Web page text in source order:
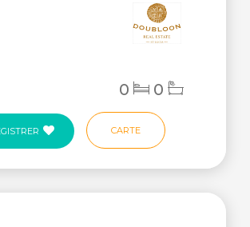
0 0
CARTE